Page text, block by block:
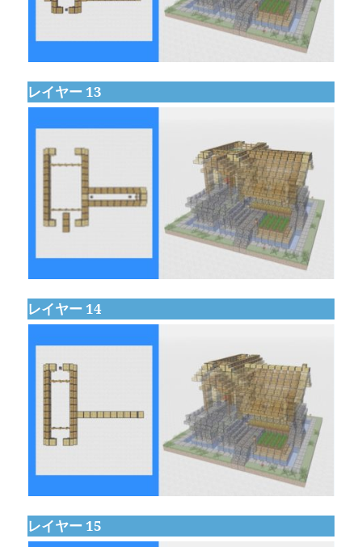
レイヤー 13
レイヤー 14
レイヤー 15